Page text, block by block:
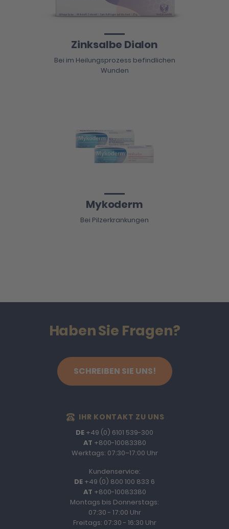
Zinksalbe Dialon
Bei im Heilungsprozess befindlichen
Wunden
Mykoderm
Bei Pilzerkrankungen
Haben Sie Fragen?
SCHREIBEN SIE UNS!
IHR KONTAKT ZU UNS
DE +49 (0) 6101 539-300
AT +800-10083380
Werktags: 07:30–17:00 Uhr
Kundenservice:
DE +49 (0) 800 100 833 6
AT +800-10083380
Montags bis Donnerstags:
07:30 - 17:00 Uhr
Freitags: 07:30 - 16:30 Uhr